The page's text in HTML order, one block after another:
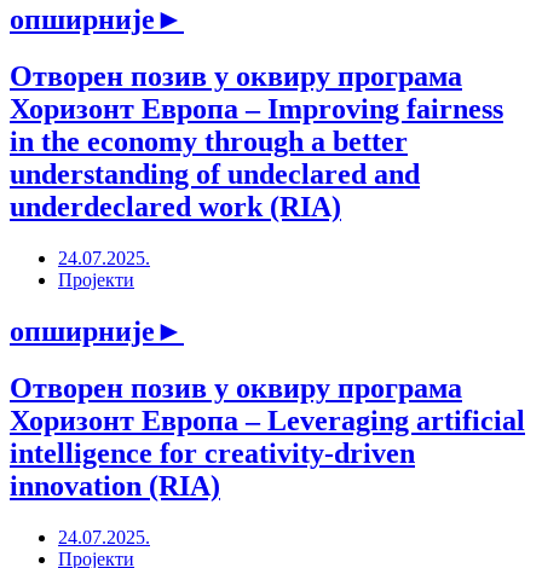
опширније►
Отворен позив у оквиру програма
Хоризонт Европа ‒ Improving fairness
in the economy through a better
understanding of undeclared and
underdeclared work (RIA)
24.07.2025.
Пројекти
опширније►
Отворен позив у оквиру програма
Хоризонт Европа ‒ Leveraging artificial
intelligence for creativity-driven
innovation (RIA)
24.07.2025.
Пројекти